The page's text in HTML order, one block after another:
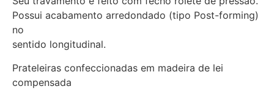
Possui acabamento arredondado (tipo Post-forming)
no
sentido longitudinal.
Prateleiras confeccionadas em madeira de lei
compensada